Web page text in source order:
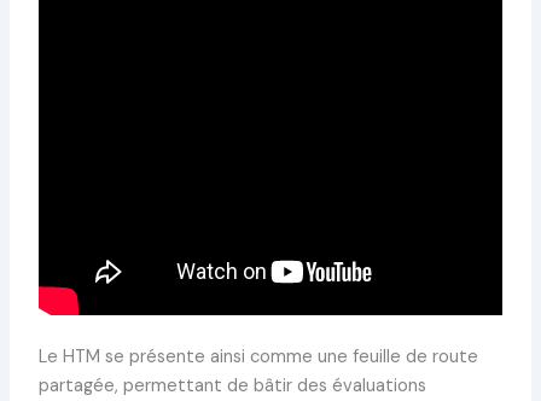
Le HTM se présente ainsi comme une feuille de route
partagée, permettant de bâtir des évaluations